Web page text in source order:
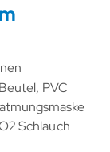
PVC
Schlauch